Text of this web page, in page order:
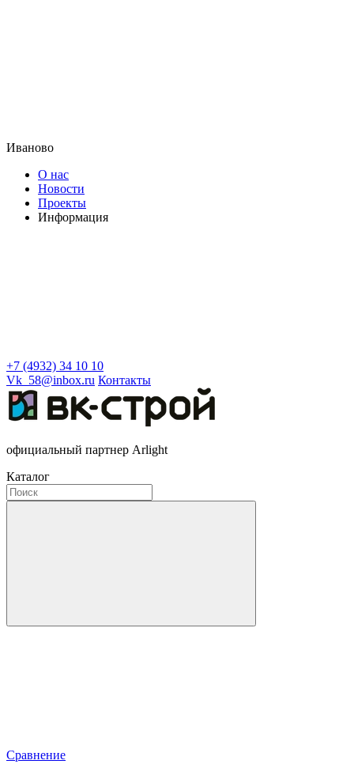
Иваново
О нас
Новости
Проекты
Информация
+7 (4932) 34 10 10
Vk_58@inbox.ru Контакты
официальный партнер Arlight
Каталог
Сравнение